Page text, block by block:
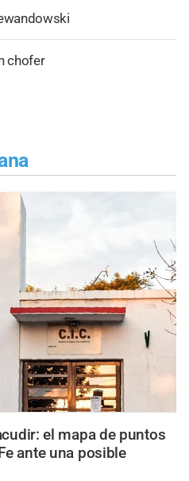
chofer
el mapa de puntos
ante una posible